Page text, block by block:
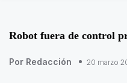
Robot fuera de control
Por Redacción 20 marzo